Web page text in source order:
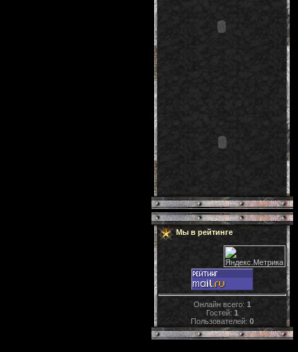
Мы в рейтинге
Онлайн всего: 1
Гостей: 1
Пользователей: 0